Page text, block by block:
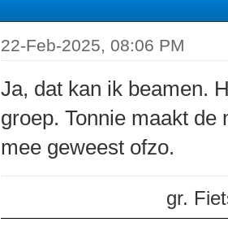
22-Feb-2025, 08:06 PM
Ja, dat kan ik beamen.
groep. Tonnie maakt
mee geweest ofzo.
gr.